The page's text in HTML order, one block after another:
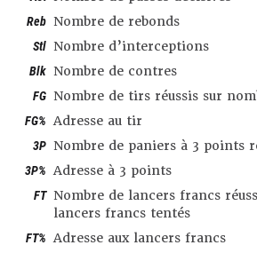
Reb Nombre de rebonds
Stl Nombre d’interceptions
Blk Nombre de contres
FG Nombre de tirs réussis sur
FG% Adresse au tir
3P Nombre de paniers à 3 points
3P% Adresse à 3 points
FT Nombre de lancers francs
lancers francs tentés
FT% Adresse aux lancers francs